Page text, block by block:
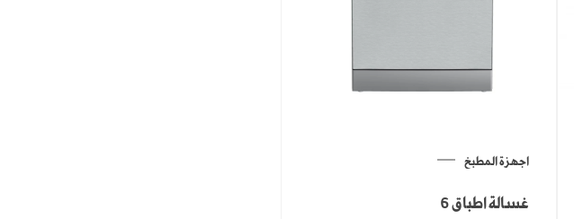
اجهزة المطبخ
غسالة اطباق 6